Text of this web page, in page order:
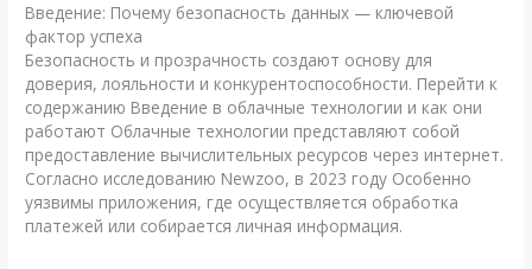
Введение: Почему безопасность данных — ключевой
фактор успеха
Безопасность и прозрачность создают основу для
доверия, лояльности и конкурентоспособности. Перейти к
содержанию Введение в облачные технологии и как они
работают Облачные технологии представляют собой
предоставление вычислительных ресурсов через интернет.
Согласно исследованию Newzoo, в 2023 году Особенно
уязвимы приложения, где осуществляется обработка
платежей или собирается личная информация.